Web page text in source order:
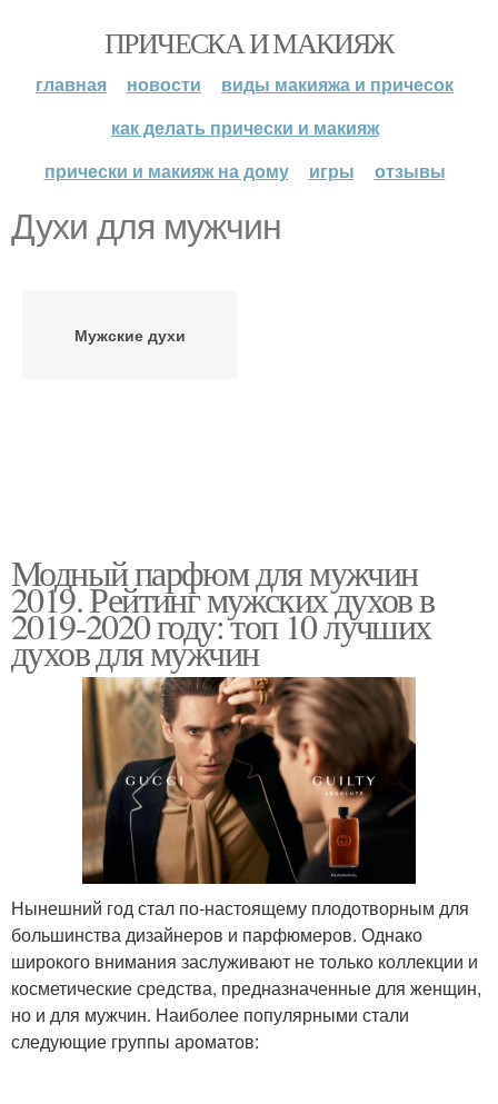
ПРИЧЕСКА И МАКИЯЖ
главная новости
виды макияжа и причесок
как делать прически и макияж
прически и макияж на дому
игры отзывы
Духи для мужчин
Мужские духи
Модный парфюм для мужчин
2019. Рейтинг мужских духов в
2019-2020 году: топ 10 лучших
духов для мужчин
Нынешний год стал по-настоящему плодотворным для
большинства дизайнеров и парфюмеров. Однако
широкого внимания заслуживают не только коллекции и
косметические средства, предназначенные для женщин,
но и для мужчин. Наиболее популярными стали
следующие группы ароматов: